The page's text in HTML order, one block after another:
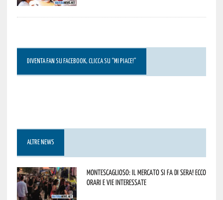
DIVENTA FAN SU FACEBOOK, CLICCA SU “MI PIACE!”
ALTRE NEWS
Montescaglioso: il mercato si fa di sera! Ecco
orari e vie interessate